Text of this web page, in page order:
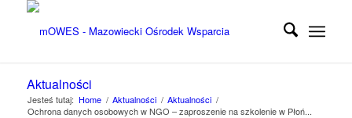
Aktualności
Jesteś tutaj: Home / Aktualności / Aktualności /
Ochrona danych osobowych w NGO – zaproszenie na szkolenie w Płoń...